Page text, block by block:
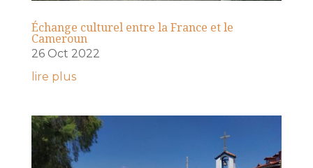
Échange culturel entre la France et le
Cameroun
26 Oct 2022
lire plus